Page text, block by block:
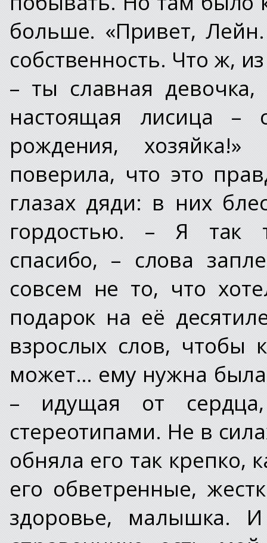
больше. «Привет,
собственность. Что ж,
– ты славная
настоящая лисица –
рождения,
поверила, что это
глазах дяди: в них
гордостью. – Я так
спасибо, – слова
совсем не то, что
подарок на её
взрослых слов, чтобы
может… ему нужна была
– идущая от
стереотипами. Не в
обняла его так крепко,
его обветренные,
здоровье, малышка.